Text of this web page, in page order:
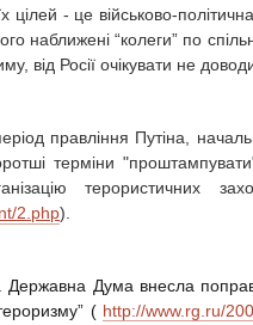
цілей - це військово-
наближені “колеги” по
від Росії очікувати не
правління Путіна,
терміни
терористичних
2.php).
Державна Дума внесла
( http://www.rg.ru/